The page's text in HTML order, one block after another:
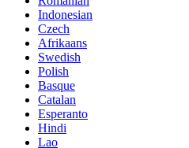
Indonesian
Czech
Afrikaans
Swedish
Polish
Basque
Catalan
Esperanto
Hindi
Lao